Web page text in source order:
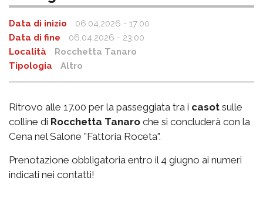
Data di inizio
06.04.2026 - 17:00
Data di fine
06.04.2026 - 23:00
Località
Rocchetta Tanaro
Tipologia
Altro
Ritrovo alle 17.00 per la passeggiata tra i casot sulle
colline di Rocchetta Tanaro che si concluderà con la
Cena nel Salone "Fattoria Roceta".
Prenotazione obbligatoria entro il 4 giugno ai numeri
indicati nei contatti!